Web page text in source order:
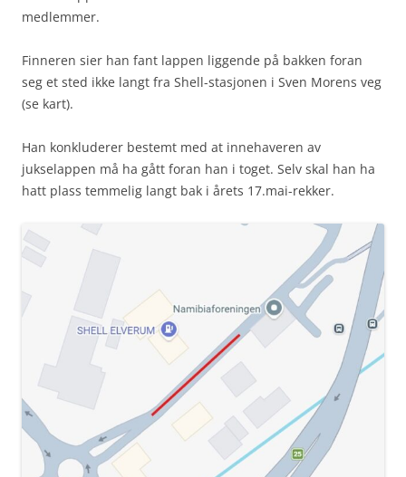
medlemmer.
Finneren sier han fant lappen liggende på bakken foran
seg et sted ikke langt fra Shell-stasjonen i Sven Morens veg
(se kart).
Han konkluderer bestemt med at innehaveren av
jukselappen må ha gått foran han i toget. Selv skal han ha
hatt plass temmelig langt bak i årets 17.mai-rekker.